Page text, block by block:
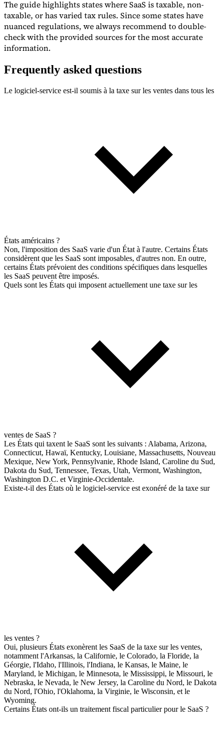
The guide highlights states where SaaS is taxable, non-
taxable, or has varied tax rules. Since some states have
nuanced regulations, we always recommend to double-
check with the provided sources for the most accurate
information.
Frequently asked questions
Le logiciel-service est-il soumis à la taxe sur les ventes dans tous les
États américains ?
Non, l'imposition des SaaS varie d'un État à l'autre. Certains États
considèrent que les SaaS sont imposables, d'autres non. En outre,
certains États prévoient des conditions spécifiques dans lesquelles
les SaaS peuvent être imposés.
Quels sont les États qui imposent actuellement une taxe sur les
ventes de SaaS ?
Les États qui taxent le SaaS sont les suivants : Alabama, Arizona,
Connecticut, Hawaï, Kentucky, Louisiane, Massachusetts, Nouveau
Mexique, New York, Pennsylvanie, Rhode Island, Caroline du Sud,
Dakota du Sud, Tennessee, Texas, Utah, Vermont, Washington,
Washington D.C. et Virginie-Occidentale.
Existe-t-il des États où le logiciel-service est exonéré de la taxe sur
les ventes ?
Oui, plusieurs États exonèrent les SaaS de la taxe sur les ventes,
notamment l'Arkansas, la Californie, le Colorado, la Floride, la
Géorgie, l'Idaho, l'Illinois, l'Indiana, le Kansas, le Maine, le
Maryland, le Michigan, le Minnesota, le Mississippi, le Missouri, le
Nebraska, le Nevada, le New Jersey, la Caroline du Nord, le Dakota
du Nord, l'Ohio, l'Oklahoma, la Virginie, le Wisconsin, et le
Wyoming.
Certains États ont-ils un traitement fiscal particulier pour le SaaS ?